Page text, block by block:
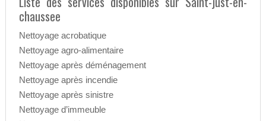
chaussee
Nettoyage acrobatique
Nettoyage agro-alimentaire
Nettoyage après déménagement
Nettoyage après incendie
Nettoyage après sinistre
Nettoyage d’immeuble